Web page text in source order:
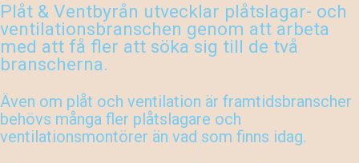
Plåt & Ventbyrån utvecklar plåtslagar- och
ventilationsbranschen genom att arbeta
med att få fler att söka sig till de två
branscherna.
Även om plåt och ventilation är framtidsbranscher
behövs många fler plåtslagare och
ventilationsmontörer än vad som finns idag.